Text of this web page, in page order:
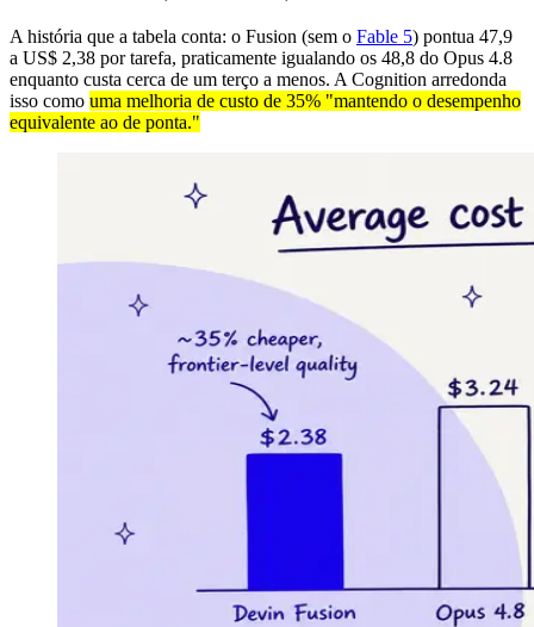
A história que a tabela conta: o Fusion (sem o Fable 5) pontua 47,9
a US$ 2,38 por tarefa, praticamente igualando os 48,8 do Opus 4.8
enquanto custa cerca de um terço a menos. A Cognition arredonda
isso como uma melhoria de custo de 35% "mantendo o desempenho
equivalente ao de ponta."